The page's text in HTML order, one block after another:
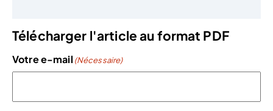
Télécharger l'article au format PDF
Votre e-mail (Nécessaire)